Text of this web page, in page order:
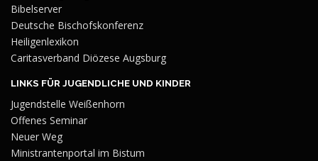
Bibelserver
Deutsche Bischofskonferenz
Heiligenlexikon
Caritasverband Diözese Augsburg
LINKS FÜR JUGENDLICHE UND KINDER
Jugendstelle Weißenhorn
Offenes Seminar
Neuer Weg
Ministrantenportal im Bistum